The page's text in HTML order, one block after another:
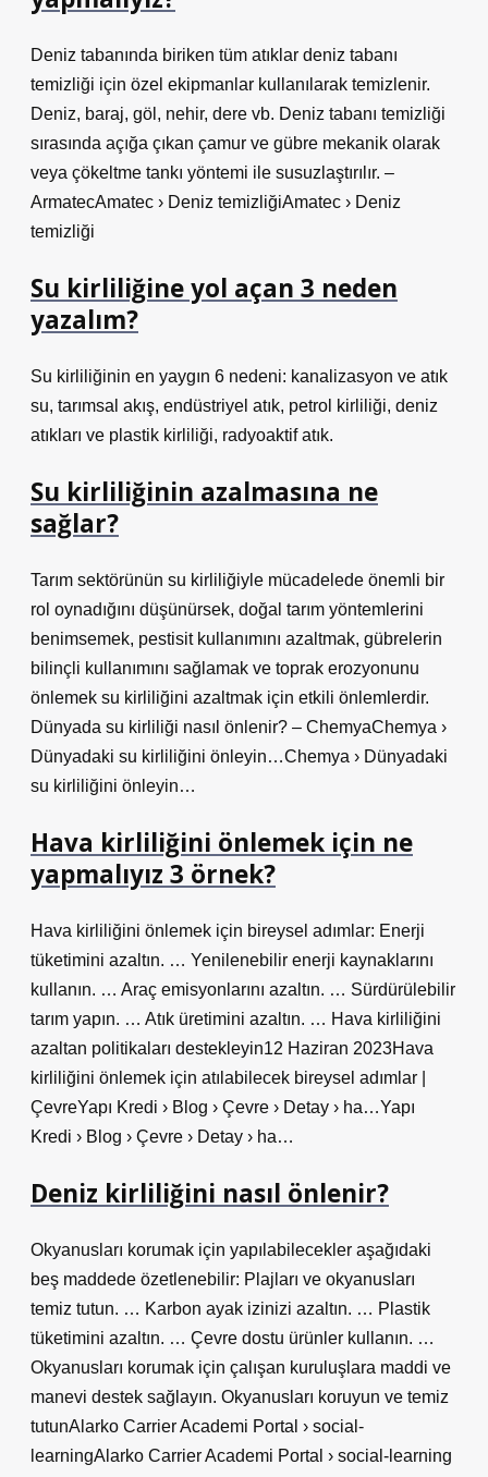
Deniz tabanında biriken tüm atıklar deniz tabanı
temizliği için özel ekipmanlar kullanılarak temizlenir.
Deniz, baraj, göl, nehir, dere vb. Deniz tabanı temizliği
sırasında açığa çıkan çamur ve gübre mekanik olarak
veya çökeltme tankı yöntemi ile susuzlaştırılır. –
ArmatecAmatec › Deniz temizliğiAmatec › Deniz
temizliği
Su kirliliğine yol açan 3 neden
yazalım?
Su kirliliğinin en yaygın 6 nedeni: kanalizasyon ve atık
su, tarımsal akış, endüstriyel atık, petrol kirliliği, deniz
atıkları ve plastik kirliliği, radyoaktif atık.
Su kirliliğinin azalmasına ne
sağlar?
Tarım sektörünün su kirliliğiyle mücadelede önemli bir
rol oynadığını düşünürsek, doğal tarım yöntemlerini
benimsemek, pestisit kullanımını azaltmak, gübrelerin
bilinçli kullanımını sağlamak ve toprak erozyonunu
önlemek su kirliliğini azaltmak için etkili önlemlerdir.
Dünyada su kirliliği nasıl önlenir? – ChemyaChemya ›
Dünyadaki su kirliliğini önleyin…Chemya › Dünyadaki
su kirliliğini önleyin…
Hava kirliliğini önlemek için ne
yapmalıyız 3 örnek?
Hava kirliliğini önlemek için bireysel adımlar: Enerji
tüketimini azaltın. … Yenilenebilir enerji kaynaklarını
kullanın. … Araç emisyonlarını azaltın. … Sürdürülebilir
tarım yapın. … Atık üretimini azaltın. … Hava kirliliğini
azaltan politikaları destekleyin12 Haziran 2023Hava
kirliliğini önlemek için atılabilecek bireysel adımlar |
ÇevreYapı Kredi › Blog › Çevre › Detay › ha…Yapı
Kredi › Blog › Çevre › Detay › ha…
Deniz kirliliğini nasıl önlenir?
Okyanusları korumak için yapılabilecekler aşağıdaki
beş maddede özetlenebilir: Plajları ve okyanusları
temiz tutun. … Karbon ayak izinizi azaltın. … Plastik
tüketimini azaltın. … Çevre dostu ürünler kullanın. …
Okyanusları korumak için çalışan kuruluşlara maddi ve
manevi destek sağlayın. Okyanusları koruyun ve temiz
tutunAlarko Carrier Academi Portal › social-
learningAlarko Carrier Academi Portal › social-learning